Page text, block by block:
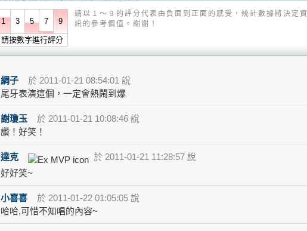
1 3 5 7 9
請按數字進行評分
請以１～９的評分代表由負面到正面的感受，統計數據將決定資
訊的參考價值。謝謝！
綢子
於 2011-01-21 08:54:01 說
尾牙表演這個，一定會熱鬧到爆
謝瓊玉
於 2011-01-21 10:08:46 說
讚！好笑！
達克
於 2011-01-21 11:28:57 說
好好笑~
小喜喜
於 2011-01-22 01:05:05 說
哈哈,可惜不知唱的內容~